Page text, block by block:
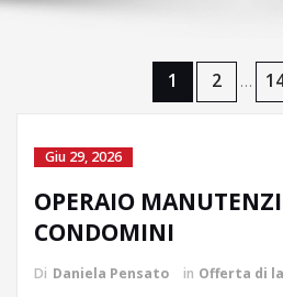
1 2 …
Giu 29, 2026
OPERAIO
CONDOMINI
Di Daniela Pensato in Offerta di